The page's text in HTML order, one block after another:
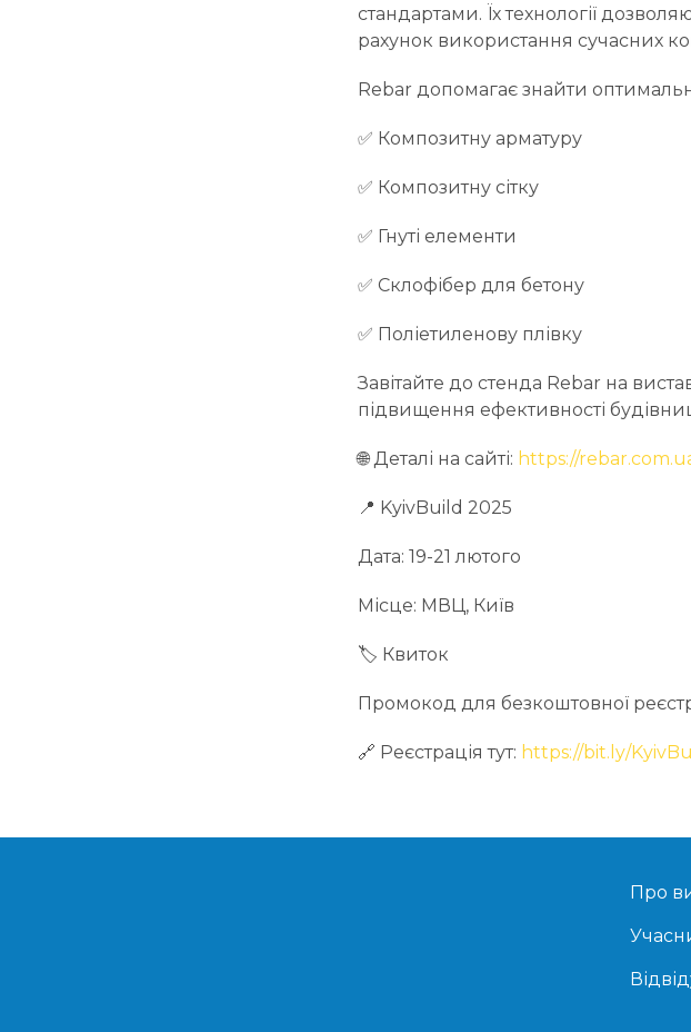
стандартами. Їх технології
рахунок використання сучасних
Rebar допомагає знайти
✅ Композитну арматуру
✅ Композитну сітку
✅ Гнуті елементи
✅ Склофібер для бетону
✅ Поліетиленову плівку
Завітайте до стенда Rebar на
підвищення ефективності
🌐 Деталі на сайті: https://
📍 KyivBuild 2025
Дата: 19-21 лютого
Місце: МВЦ, Київ
🏷️ Квиток
Промокод для безкоштовної
🔗 Реєстрація тут: https://bit.ly/
Про